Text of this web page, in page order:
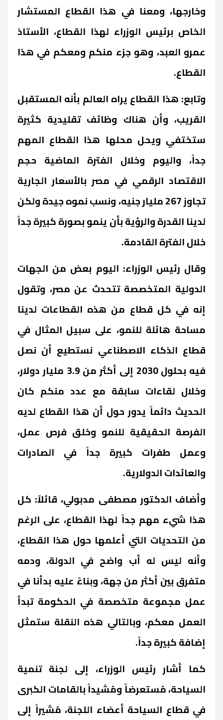
وخارجها، ومعنا في هذا القطاع المستشار
الخاص برئيس الوزراء لهذا القطاع، الأستاذ
عمرو العبد، وهو جزء منكم ومعكم في هذا
القطاع.
وتابع: هذا القطاع يراه العالم بأنه المستقبل
القريب، وأن هناك وظائف تقليدية كثيرة
ستختفي ويحل محلها هذا القطاع المهم
جداً، واليوم وخلال الفترة الماضية حجم
الاقتصاد الرقمي في مصر بالأسعار الجارية
تجاوز 267 مليار جنيه، ونسب نموه جيدة ولكن
لدينا القدرة والرؤية بأن ينمو بصورة كبيرة جداً
خلال الفترة القادمة.
وقال رئيس الوزراء: اليوم بعض من الجهات
الدولية المتخصصة تتحدث عن مصر، وتقول
إنه في كل قطاع من هذه القطاعات لدينا
مساحة هائلة للنمو، على سبيل المثال في
قطاع الذكاء الاصطناعي نستطيع أن نصل
فيه بحلول 2030 إلى أكثر من 3.9 مليار دولار،
وخلال لقاءات سابقة مع عدد منكم كان
الحديث دائماً يدور حول أن هذا القطاع لديه
الفرصة الحقيقية للنمو وخلق فرص عمل،
وعمل طفرات كبيرة جداً في الصادرات
والعائدات الدولارية.
وأضاف الدكتور مصطفى مدبولي، قائلاً: كل
هذا شيء مهم جداً لهذا القطاع، على الرغم
من التحديات التي أعلمها حول هذا القطاع،
وأنه ليس له أب واضح في الدولة، ودمه
متفرق بين أكثر من جهة، وبناءً عليه بدأنا في
عمل مجموعة متخصصة في الحكومة تبدأ
العمل معكم، وبالتالي هذه النقلة ستمثل
إضافة كبيرة جداً.
كما أشار رئيس الوزراء، إلى لجنة تنمية
السياحة، مُستعرضاً ومُشيداً بالقامات الكبرى
في قطاع السياحة أعضاء اللجنة، مُشيراً إلى